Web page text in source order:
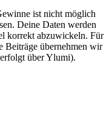
ist nicht möglich
Deine Daten werden
korrekt abzuwickeln. Für
Beiträge übernehmen wir
über Ylumi).